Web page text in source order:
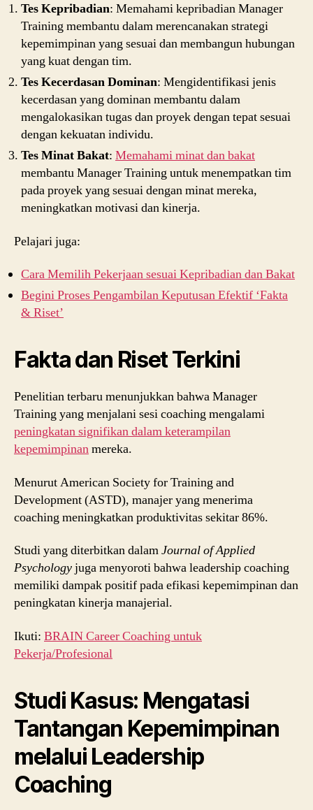
Tes Kepribadian: Memahami kepribadian Manager
Training membantu dalam merencanakan strategi
kepemimpinan yang sesuai dan membangun hubungan
yang kuat dengan tim.
Tes Kecerdasan Dominan: Mengidentifikasi jenis
kecerdasan yang dominan membantu dalam
mengalokasikan tugas dan proyek dengan tepat sesuai
dengan kekuatan individu.
Tes Minat Bakat: Memahami minat dan bakat
membantu Manager Training untuk menempatkan tim
pada proyek yang sesuai dengan minat mereka,
meningkatkan motivasi dan kinerja.
Pelajari juga:
Cara Memilih Pekerjaan sesuai Kepribadian dan Bakat
Begini Proses Pengambilan Keputusan Efektif ‘Fakta
& Riset’
Fakta dan Riset Terkini
Penelitian terbaru menunjukkan bahwa Manager
Training yang menjalani sesi coaching mengalami
peningkatan signifikan dalam keterampilan
kepemimpinanmereka.
Menurut American Society for Training and
Development (ASTD), manajer yang menerima
coaching meningkatkan produktivitas sekitar 86%.
Studi yang diterbitkan dalamJournal of Applied
Psychologyjuga menyoroti bahwa leadership coaching
memiliki dampak positif pada efikasi kepemimpinan dan
peningkatan kinerja manajerial.
Ikuti: BRAIN Career Coaching untuk
Pekerja/Profesional
Studi Kasus: Mengatasi
Tantangan Kepemimpinan
melalui Leadership
Coaching